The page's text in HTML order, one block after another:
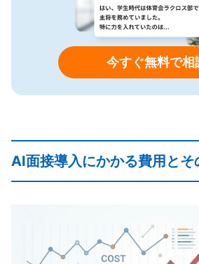
今すぐ無料で相
AI面接導入にかかる費用とそ